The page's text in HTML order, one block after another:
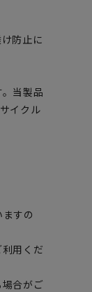
防止に
当製品
イクル
すの
用くだ
合がご